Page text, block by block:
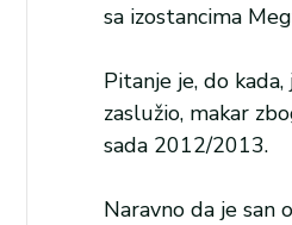
sa izostancima
Pitanje je, do
zaslužio, makar
sada 2012/2013.
Naravno da je san